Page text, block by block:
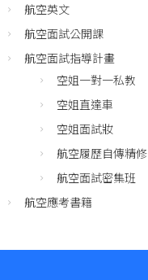
航空英文
航空面試公開課
航空面試指導計畫
空姐一對一私教
空姐直達車
空姐面試妝
航空履歷自傳精修
航空面試密集班
航空應考書籍